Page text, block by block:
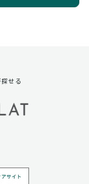
、お客様の個
せる